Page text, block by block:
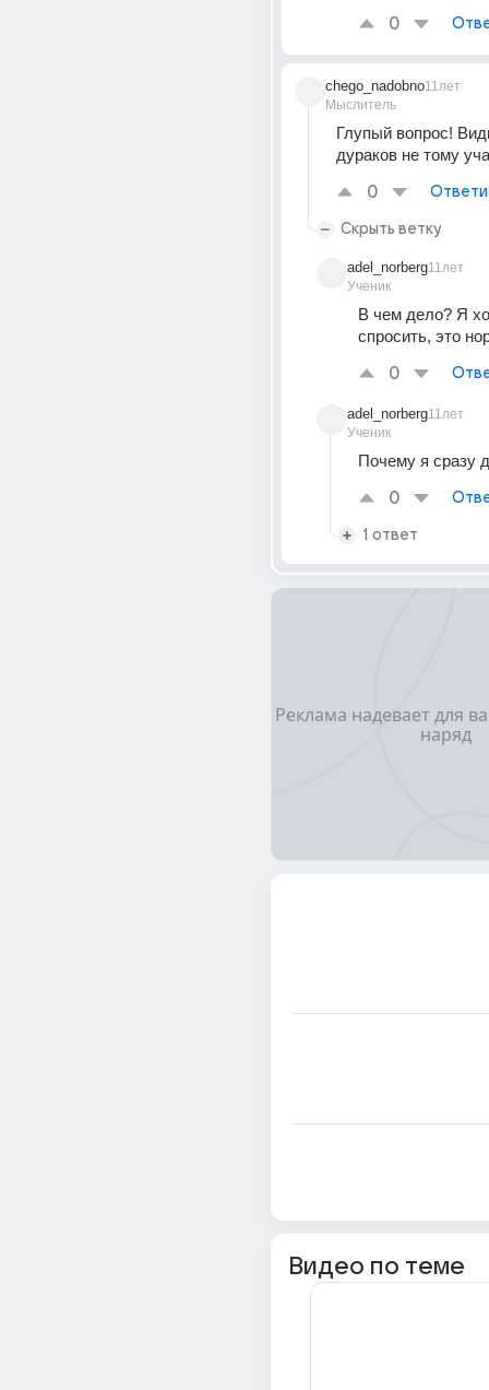
0
chego_nadobno
Мыслитель
11лет
Глупый вопрос!
дураков не тому
0
Скрыть ветку
adel_norberg
Ученик
11лет
В чем дело? Я
спросить, это
0
adel_norberg
Ученик
11лет
Почему я сразу
0
1 ответ
Видео по теме